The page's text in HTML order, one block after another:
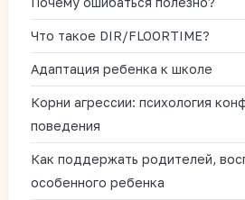
Что такое DIR/FLOORTIME?
Адаптация ребенка к школе
Корни агрессии: психология
поведения
Как поддержать родителей,
особенного ребенка